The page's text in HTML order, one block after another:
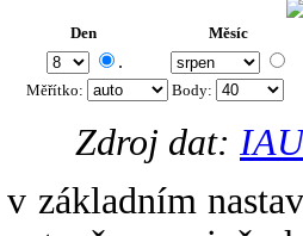
Den Měsíc
.
Měřítko: Body:
Zdroj dat:
základním